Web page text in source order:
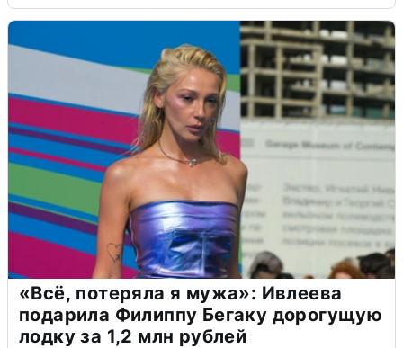
«Всё, потеряла я мужа»: Ивлеева
подарила Филиппу Бегаку дорогущую
лодку за 1,2 млн рублей